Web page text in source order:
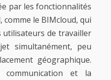
par les fonctionnalités
comme le BIMcloud, qui
utilisateurs de travailler
simultanément, peu
géographique.
communication et la